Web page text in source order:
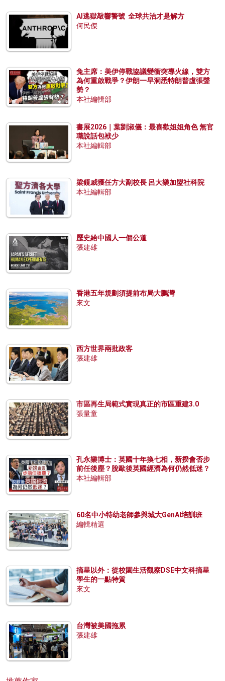
AI逃獄敲響警號 全球共治才是解方
何民傑
兔主席：美伊停戰協議變衝突導火線，雙方
為何重啟戰爭？伊朗一早洞悉特朗普虛張聲
勢？
本社編輯部
書展2026｜葉劉淑儀：最喜歡姐姐角色 無官
職說話包袱少
本社編輯部
梁鏡威獲任方大副校長 呂大樂加盟社科院
本社編輯部
歷史給中國人一個公道
張建雄
香港五年規劃須提前布局大鵬灣
來文
西方世界兩批政客
張建雄
市區再生局範式實現真正的市區重建3.0
張量童
孔永樂博士：英國十年換七相，新揆會否步
前任後塵？脫歐後英國經濟為何仍然低迷？
本社編輯部
60名中小特幼老師參與城大GenAI培訓班
編輯精選
摘星以外：從校園生活觀察DSE中文科摘星
學生的一點特質
來文
台灣被美國拖累
張建雄